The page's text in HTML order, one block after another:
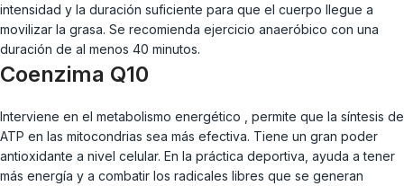
intensidad y la duración suficiente para que el cuerpo llegue a
movilizar la grasa. Se recomienda ejercicio anaeróbico con una
duración de al menos 40 minutos.
Coenzima Q10
Interviene en el metabolismo energético , permite que la síntesis de
ATP en las mitocondrias sea más efectiva. Tiene un gran poder
antioxidante a nivel celular. En la práctica deportiva, ayuda a tener
más energía y a combatir los radicales libres que se generan